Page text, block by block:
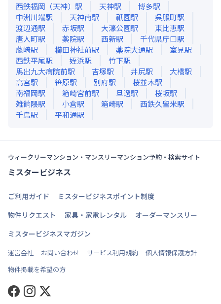
西鉄福岡（天神） 駅 天神駅 博多駅
中洲川端駅 天神南駅 祇園駅 呉服町駅
渡辺通駅 赤坂駅 大濠公園駅 東比恵駅
唐人町駅 薬院駅 西新駅 千代県庁口駅
藤崎駅 櫛田神社前駅 薬院大通駅 室見駅
西鉄平尾駅 姪浜駅 竹下駅
馬出九大病院前駅 吉塚駅 井尻駅 大橋駅
高宮駅 笹原駅 別府駅 桜並木駅
南福岡駅 箱崎宮前駅 旦過駅 桜坂駅
雑餉隈駅 小倉駅 箱崎駅 西鉄久留米駅
千鳥駅 平和通駅
ウィークリーマンション・マンスリーマンション予約・検索サイト
ミスタービジネス
ご利用ガイド
ミスタービジネスポイント制度
物件リクエスト
家具・家電レンタル
オーダーマンスリー
ミスタービジネスマガジン
運営会社 お問い合わせ サービス利用規約
個人情報保護方針
物件掲載を希望の方
Facebook
Instagram
Twitter